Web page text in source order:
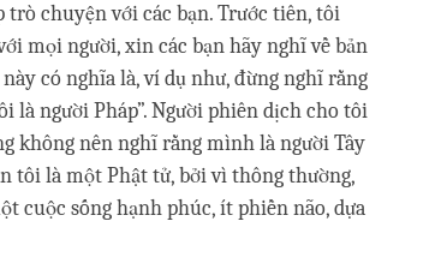
chuyện với các bạn. Trước tiên, tôi
mọi người, xin các bạn hãy nghĩ về bản
có nghĩa là, ví dụ như, đừng nghĩ rằng
là người Pháp”. Người phiên dịch cho tôi
không nên nghĩ rằng mình là người Tây
tôi là một Phật tử, bởi vì thông thường,
cuộc sống hạnh phúc, ít phiền não, dựa